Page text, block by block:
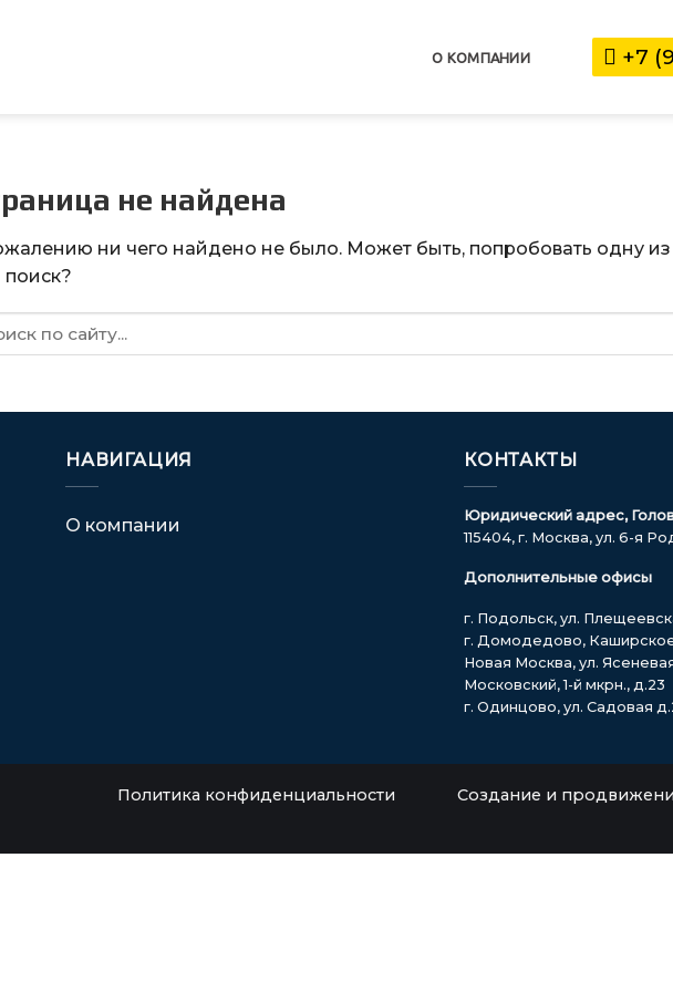
О КОМПАНИИ +7
не найдена
ни чего найдено не было. Может быть, попробовать одну
поиск?
НАВИГАЦИЯ
О компании
КОНТАКТЫ
Юридический адрес,
115404, г. Москва, ул. 6-я
Дополнительные офисы
г. Подольск, ул.
г. Домодедово,
Новая Москва, ул.
Московский, 1-й мкрн., д.23
г. Одинцово, ул. Садовая
Политика конфиденциальности Создание и